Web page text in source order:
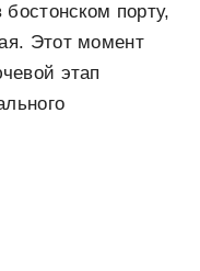
порту,
Этот момент
этап